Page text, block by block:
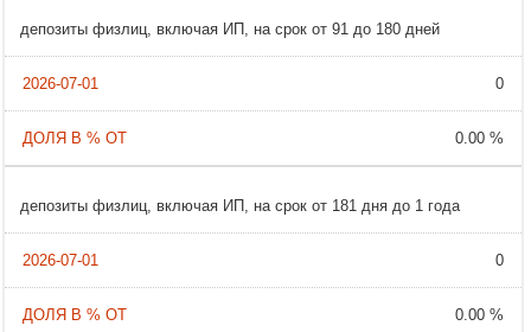
депозиты физлиц, включая ИП, на срок от 91 до 180 дней
0
0.00 %
депозиты физлиц, включая ИП, на срок от 181 дня до 1 года
0
0.00 %